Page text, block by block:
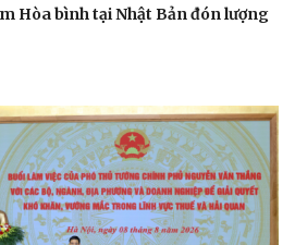
Hòa bình tại Nhật Bản đón lượng